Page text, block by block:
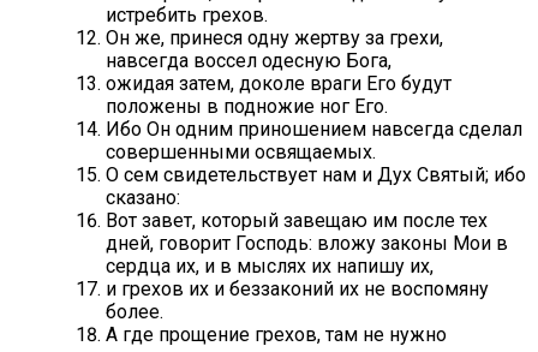
истребить грехов.
Он же, принеся одну жертву за грехи,
навсегда воссел одесную Бога,
ожидая затем, доколе враги Его будут
положены в подножие ног Его.
Ибо Он одним приношением навсегда сделал
совершенными освящаемых.
О сем свидетельствует нам и Дух Святый; ибо
сказано:
Вот завет, который завещаю им после тех
дней, говорит Господь: вложу законы Мои в
сердца их, и в мыслях их напишу их,
и грехов их и беззаконий их не воспомяну
более.
А где прощение грехов, там не нужно